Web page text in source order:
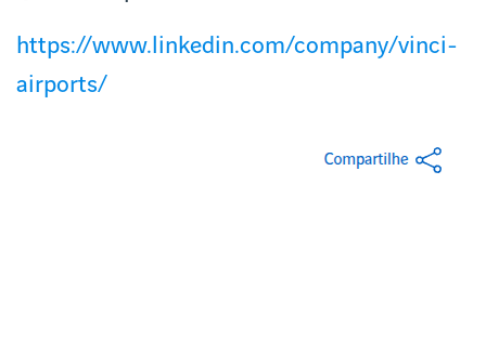
https://www.linkedin.com/company/vinci-
airports/